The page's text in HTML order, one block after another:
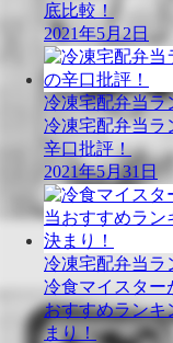
底比較！
2021年5月2日
冷凍宅配弁当ラ
冷凍宅配弁当ラ
辛口批評！
2021年5月31日
冷凍宅配弁当ラ
冷食マイスター
おすすめランキ
まり！